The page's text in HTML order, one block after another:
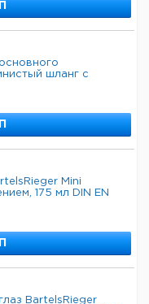
шланг с
Mini
175 мл DIN EN
BartelsRieger